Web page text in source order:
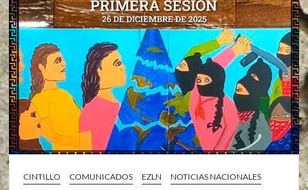
CINTILLO COMUNICADOS EZLN
NOTICIAS NACIONALES